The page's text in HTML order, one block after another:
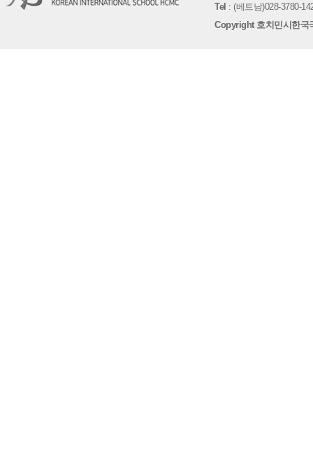
Tel : (베트남)028-3780-
Copyright 호치민시한국